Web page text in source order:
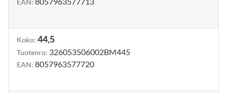
EAN :
Koko: 44,5
Tuotenro: 326053506002BM445
EAN: 8057963577720